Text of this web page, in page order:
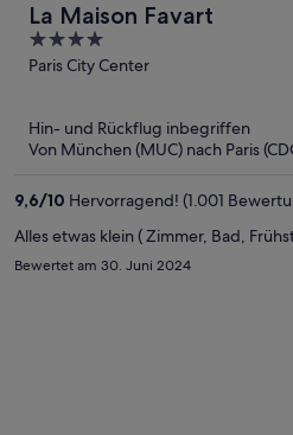
La Maison Favart
4
out
Paris City Center
Hin- und Rückflug inbegriffen
Von München (MUC) nach Paris
9,6/10 Hervorragend! (1.001
Alles etwas klein ( Zimmer, Bad,
Bewertet am 30. Juni 2024